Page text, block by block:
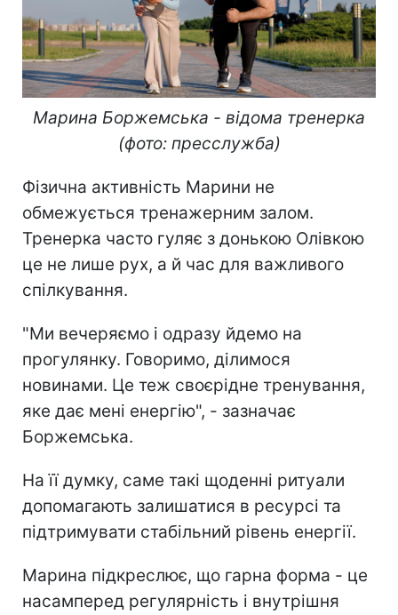
Марина Боржемська - відома тренерка
(фото: пресслужба)
Фізична активність Марини не
обмежується тренажерним залом.
Тренерка часто гуляє з донькою Олівкою
це не лише рух, а й час для важливого
спілкування.
"Ми вечеряємо і одразу йдемо на
прогулянку. Говоримо, ділимося
новинами. Це теж своєрідне тренування,
яке дає мені енергію", - зазначає
Боржемська.
На її думку, саме такі щоденні ритуали
допомагають залишатися в ресурсі та
підтримувати стабільний рівень енергії.
Марина підкреслює, що гарна форма - це
насамперед регулярність і внутрішня